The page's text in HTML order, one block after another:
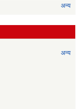
अन्य
अन्य